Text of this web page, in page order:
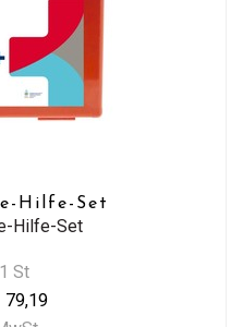
Hilfe-Set
Hilfe-Set
St
79,19